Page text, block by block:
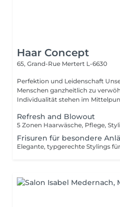
Haar Concept
65, Grand-Rue Mertert L-6630
Perfektion und Leidenschaft Unsere Leidenschaft ist es
Menschen ganzheitlich zu
Individualität stehen im
Refresh and Blowout
5 Zonen Haarwäsche, Pflege,
Frisuren für besondere